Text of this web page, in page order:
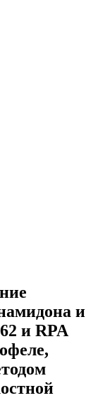
и
и RPA